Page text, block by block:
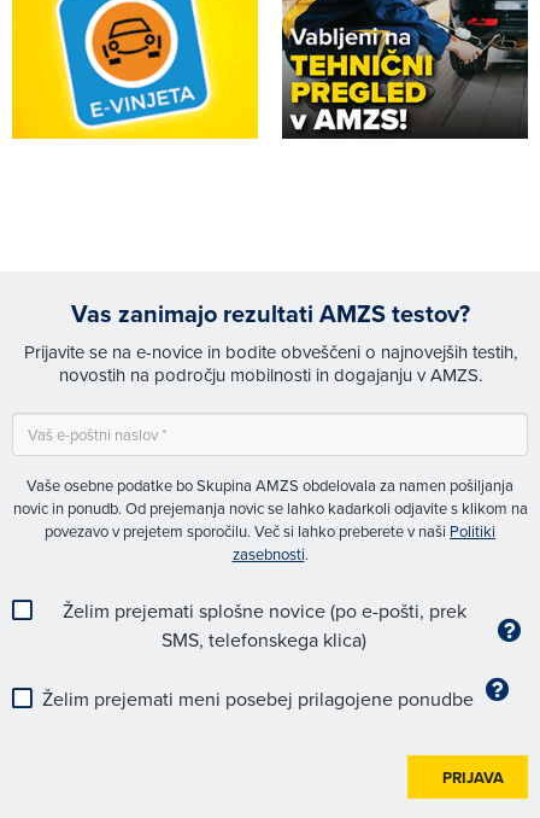
Vas zanimajo rezultati AMZS testov?
Prijavite se na e-novice in bodite obveščeni o najnovejših testih,
novostih na področju mobilnosti in dogajanju v AMZS.
Vaše osebne podatke bo Skupina AMZS obdelovala za namen pošiljanja
novic in ponudb. Od prejemanja novic se lahko kadarkoli odjavite s klikom na
povezavo v prejetem sporočilu. Več si lahko preberete v naši Politiki
zasebnosti.
Želim prejemati splošne novice (po e-pošti, prek
SMS, telefonskega klica)
Želim prejemati meni posebej prilagojene ponudbe
PRIJAVA